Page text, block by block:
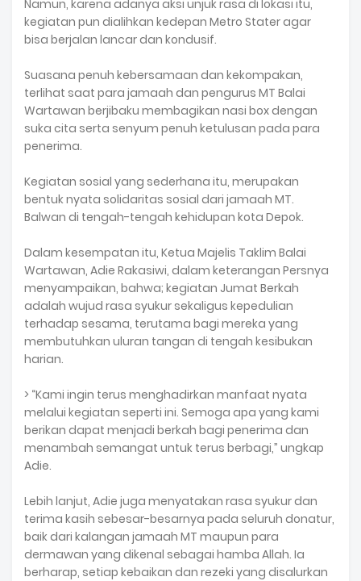
Namun, karena adanya aksi unjuk rasa di lokasi itu,
kegiatan pun dialihkan kedepan Metro Stater agar
bisa berjalan lancar dan kondusif.
Suasana penuh kebersamaan dan kekompakan,
terlihat saat para jamaah dan pengurus MT Balai
Wartawan berjibaku membagikan nasi box dengan
suka cita serta senyum penuh ketulusan pada para
penerima.
Kegiatan sosial yang sederhana itu, merupakan
bentuk nyata solidaritas sosial dari jamaah MT.
Balwan di tengah-tengah kehidupan kota Depok.
Dalam kesempatan itu, Ketua Majelis Taklim Balai
Wartawan, Adie Rakasiwi, dalam keterangan Persnya
menyampaikan, bahwa; kegiatan Jumat Berkah
adalah wujud rasa syukur sekaligus kepedulian
terhadap sesama, terutama bagi mereka yang
membutuhkan uluran tangan di tengah kesibukan
harian.
> “Kami ingin terus menghadirkan manfaat nyata
melalui kegiatan seperti ini. Semoga apa yang kami
berikan dapat menjadi berkah bagi penerima dan
menambah semangat untuk terus berbagi,” ungkap
Adie.
Lebih lanjut, Adie juga menyatakan rasa syukur dan
terima kasih sebesar-besarnya pada seluruh donatur,
baik dari kalangan jamaah MT maupun para
dermawan yang dikenal sebagai hamba Allah. Ia
berharap, setiap kebaikan dan rezeki yang disalurkan